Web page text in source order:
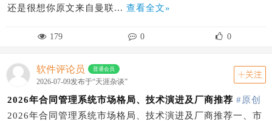
还是很想你原文来自曼联... 查看全文»
179 0 0
软件评论员 普通会员
2026-07-09发布于“天涯杂谈”
关注
2026年合同管理系统市场格局、技术演进及厂商推荐 #原创
2026年合同管理系统市场格局、技术演进及厂商推荐一、市